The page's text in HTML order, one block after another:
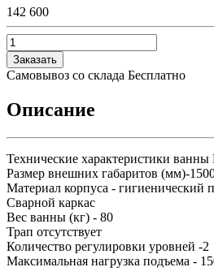
142 600
Заказать
Самовывоз со склада Бесплатно
Описание
Технические характеристики
Размер внешних габаритов (мм)-
Материал корпуса - гигиенический
Сварной каркас
Вес ванны (кг) - 80
Трап отсутствует
Количество регулировки уровней -2
Максимальная нагрузка подъема -